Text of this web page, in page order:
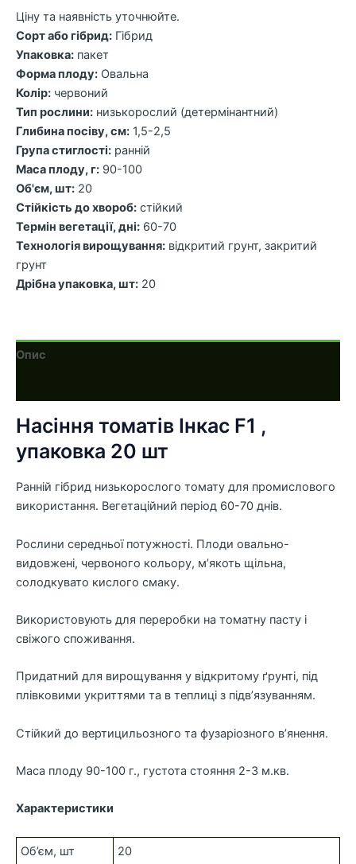
Ціну та наявність уточнюйте.
Сорт або гібрид: Гібрид
Упаковка: пакет
Форма плоду: Овальна
Колір: червоний
Тип рослини: низькорослий (детермінантний)
Глибина посіву, см: 1,5-2,5
Група стиглості: ранній
Маса плоду, г: 90-100
Об'єм, шт: 20
Стійкість до хвороб: стійкий
Термін вегетації, дні: 60-70
Технологія вирощування: відкритий грунт, закритий
грунт
Дрібна упаковка, шт: 20
Опис
Насіння томатів Інкас F1 ,
упаковка 20 шт
Ранній гібрид низькорослого томату для промислового
використання. Вегетаційний період 60-70 днів.
Рослини середньої потужності. Плоди овально-
видовжені, червоного кольору, м’якоть щільна,
солодкувато кислого смаку.
Використовують для переробки на томатну пасту і
свіжого споживання.
Придатний для вирощування у відкритому ґрунті, під
плівковими укриттями та в теплиці з підв’язуванням.
Стійкий до вертицильозного та фузаріозного в’янення.
Маса плоду 90-100 г., густота стояння 2-3 м.кв.
Характеристики
Об’єм, шт 20